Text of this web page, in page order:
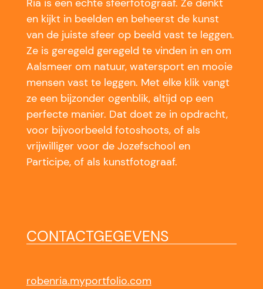
en kijkt in beelden en beheerst de kunst
van de juiste sfeer op beeld vast te leggen.
Ze is geregeld geregeld te vinden in en om
Aalsmeer om natuur, watersport en mooie
mensen vast te leggen. Met elke klik vangt
ze een bijzonder ogenblik, altijd op een
perfecte manier. Dat doet ze in opdracht,
voor bijvoorbeeld fotoshoots, of als
vrijwilliger voor de Jozefschool en
Participe, of als kunstfotograaf.
CONTACTGEGEVENS
robenria.myportfolio.com